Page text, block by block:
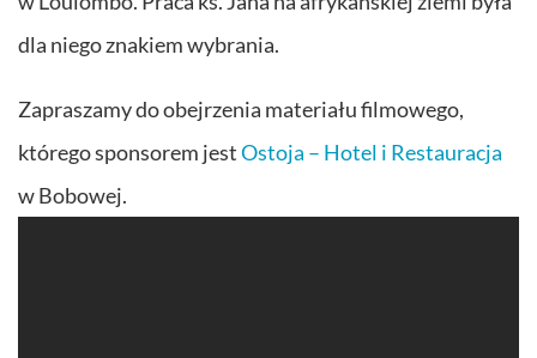
dla niego znakiem wybrania.
Zapraszamy do obejrzenia materiału filmowego,
którego sponsorem jestOstoja – Hotel i Restauracja
w Bobowej.